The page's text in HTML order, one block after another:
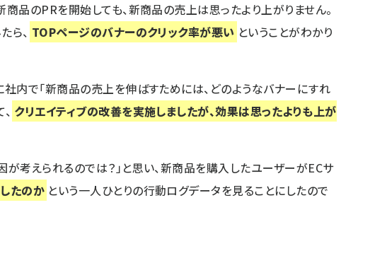
商品のPRを開始しても、新商品の売上は思ったより上がりません。
ら、 TOPページのバナーのクリック率が悪い ということがわかり
社内で「新商品の売上を伸ばすためには、どのようなバナーにすれ
クリエイティブの改善を実施しましたが、効果は思ったよりも上が
が考えられるのでは？」と思い、新商品を購入したユーザーがECサ
たのか という一人ひとりの行動ログデータを見ることにしたので